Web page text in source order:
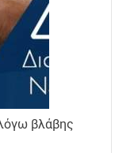
βλάβης